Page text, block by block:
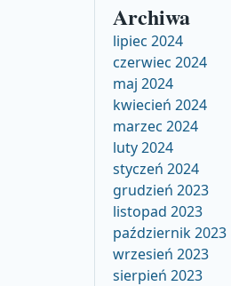
Archiwa
lipiec 2024
czerwiec 2024
maj 2024
kwiecień 2024
marzec 2024
luty 2024
styczeń 2024
grudzień 2023
listopad 2023
październik 2023
wrzesień 2023
sierpień 2023